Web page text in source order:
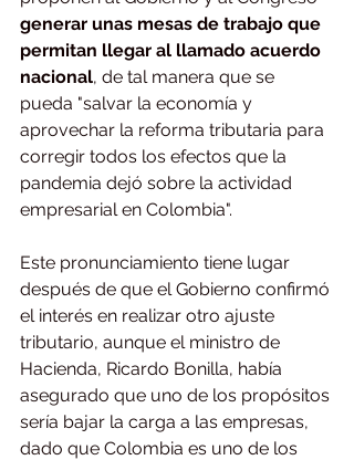
generar unas mesas de trabajo que
permitan llegar al llamado acuerdo
nacional, de tal manera que se
pueda "salvar la economía y
aprovechar la reforma tributaria para
corregir todos los efectos que la
pandemia dejó sobre la actividad
empresarial en Colombia".
Este pronunciamiento tiene lugar
después de que el Gobierno confirmó
el interés en realizar otro ajuste
tributario, aunque el ministro de
Hacienda, Ricardo Bonilla, había
asegurado que uno de los propósitos
sería bajar la carga a las empresas,
dado que Colombia es uno de los